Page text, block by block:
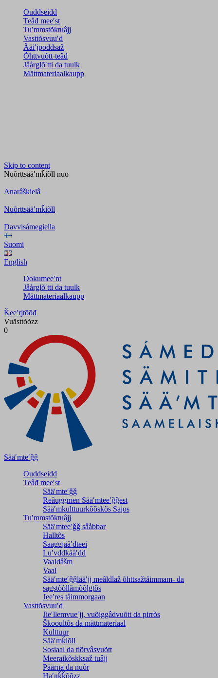
Ouddseidd
Teâđ meeʹst
Tuʹmmstõktuâjj
Vasttõsvuuʹd
Ääiʹjpoddsaž
Õhttvuõtt-teâđ
Jåårǥlõʹtti da tuulk
Mättmateriaalkaupp
Skip to content
Nuõrttsääʹmǩiõll nuo
Anarâškielâ
Nuõrttsääʹmǩiõll
Davvisámegiella
Suomi
English
Dokumeeʹnt
Jåårǥlõʹtti da tuulk
Mättmateriaalkaupp
Ǩeeʹrjtõõđ
Vuästtõõzz
0
Sääʹmteʹǧǧ
Ouddseidd
Teâđ meeʹst
Sääʹmteʹǧǧ
Reâuggmen Sääʹmteeʹǧǧest
Sääʹmkulttuurkõõskõs Sajos
Tuʹmmstõktuâjj
Sääʹmteeʹǧǧ sååbbar
Halltõs
Saaǥǥjååʹđteei
Luʹvddkååʹdd
Vaaldâšm
Vaal
Sääʹmteʹǧǧlääʹjj meâldlaž õhttsažtåimmam- da
saǥstõõllâmõõlǥtõs
Jeeʹres tåimmorgaan
Vasttõsvuuʹd
Jieʹllemvueʹjj, vuõiggâdvuõtt da pirrõs
Škooultõs da mättmateriaal
Kulttuur
Sääʹmǩiõll
Sosiaal da tiõrvâsvuõtt
Meeraikõskksaž tuâjj
Päärna da nuõr
Haʹŋǩǩõõzz